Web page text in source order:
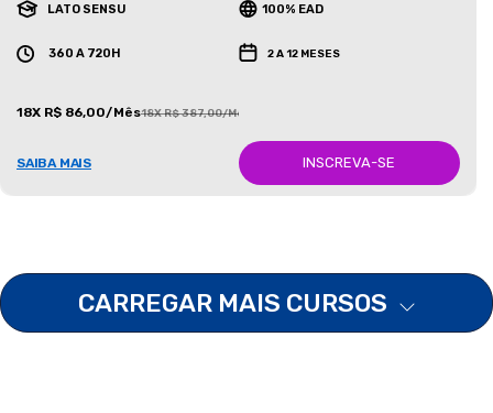
LATO SENSU 100% EAD
360 A 720H 2 A 12 MESES
18X R$ 86,00/Mês18X R$ 387,00/Mês
SAIBA MAIS INSCREVA-SE
CARREGAR MAIS CURSOS